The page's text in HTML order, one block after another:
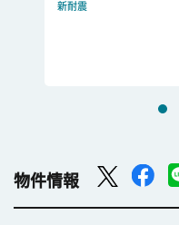
新耐震
物件情報